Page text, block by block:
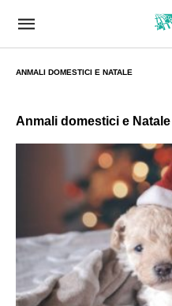
ANMALI DOMESTICI E NATALE
Anmali domestici e Natale